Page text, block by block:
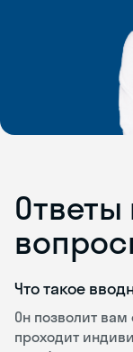
Ответы
Что такое
Он позволит вам
проходит